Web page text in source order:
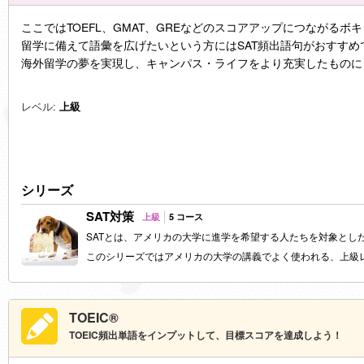
ここではTOEFL、GMAT、GREなどのスコアアップにつながるボ
留学に備えて語彙を広げたいという方にはSAT頻出語句がおすすめ
海外留学の夢を実現し、キャンパス・ライフをより充実したもの
レベル: 上級
シリーズ
SAT対策 上級 5 コース
SATとは、アメリカの大学に進学を希望する人たちを対象とし
このシリーズではアメリカの大学の講義でよく使われる、上
TOEIC®
TOEIC頻出単語をインプットして、目標スコアを達成しよう！